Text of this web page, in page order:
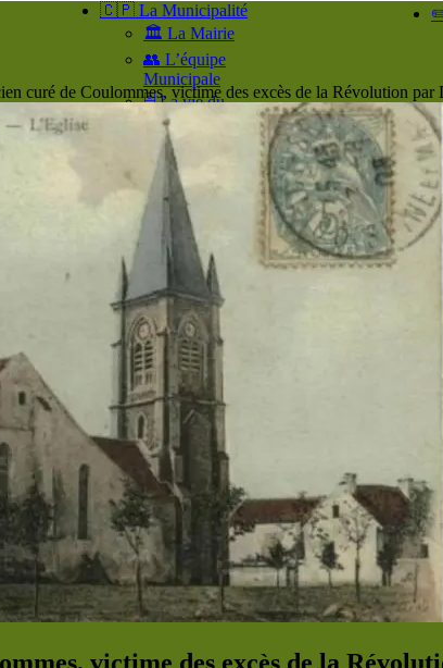
🇨🇵 La Municipalité
🏛️ La Mairie
👥​ L’équipe
Municipale
🗄️ La vie du
Conseil
📘 Les
comptes
rendus
💾 Arrêtés
Municipaux
🚸 Conseil
Municipal
des Enfants
🏘️ Plan local
d’urbanisme
de
Coulommes
📣 Résultats
des Elections
🇨🇵
Correspondant
Défense
🗂️ Actions
Sociales
🎦 Les
publications
curé de Coulommes, victime des excès de la Révolution